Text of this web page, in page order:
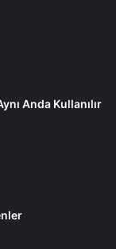
Anda Kullanılır